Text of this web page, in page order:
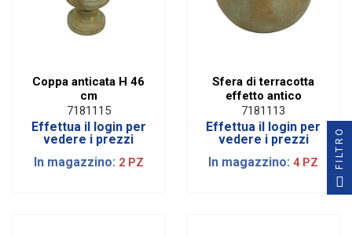
Coppa anticata H 46
cm
7181115
Effettua il login per
vedere i prezzi
In magazzino: 2 PZ
Sfera di terracotta
effetto antico
7181113
Effettua il login per
vedere i prezzi
In magazzino: 4 PZ FILTRO